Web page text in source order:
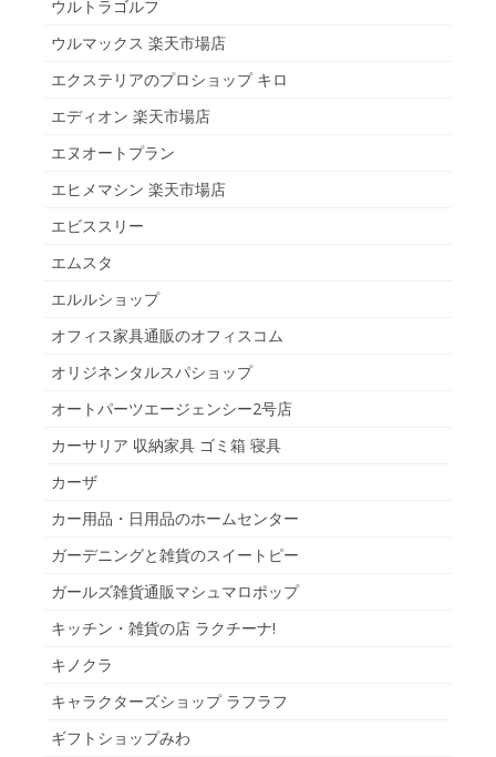
ウルトラゴルフ
ウルマックス 楽天市場店
エクステリアのプロショップ キロ
エディオン 楽天市場店
エヌオートプラン
エヒメマシン 楽天市場店
エビススリー
エムスタ
エルルショップ
オフィス家具通販のオフィスコム
オリジネンタルスパショップ
オートパーツエージェンシー2号店
カーサリア 収納家具 ゴミ箱 寝具
カーザ
カー用品・日用品のホームセンター
ガーデニングと雑貨のスイートピー
ガールズ雑貨通販マシュマロポップ
キッチン・雑貨の店 ラクチーナ!
キノクラ
キャラクターズショップ ラフラフ
ギフトショップみわ